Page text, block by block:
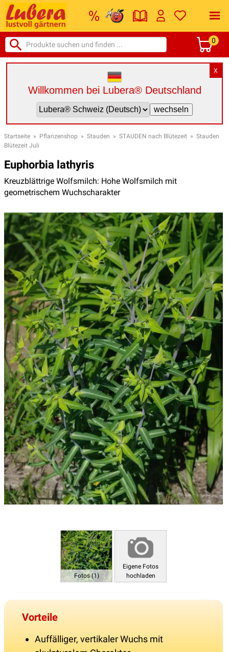
0
X
Willkommen bei Lubera® Deutschland
Startseite » Pflanzenshop » Stauden » STAUDEN nach Blütezeit » Stauden
Blütezeit Juli
Euphorbia lathyris
Kreuzblättrige Wolfsmilch: Hohe Wolfsmilch mit
geometrischem Wuchscharakter
Fotos (1)
Eigene Fotos
hochladen
Vorteile
Auffälliger, vertikaler Wuchs mit